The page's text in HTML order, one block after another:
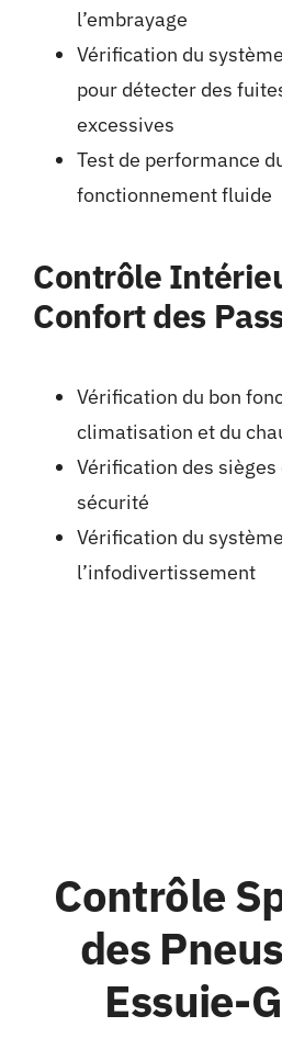
l’embrayage
Vérification du
pour détecter des
excessives
Test de performance
fonctionnement fluide
Contrôle
Confort des
Vérification du bon
climatisation et du
Vérification des
sécurité
Vérification du
l’infodivertissement
Contrôle
des
Essuie-